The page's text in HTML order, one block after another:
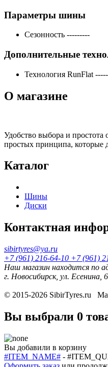
Параметры шины
Сезонность ---------
Дополнительные
Технология RunFlat
О магазине
Удобство выбора и
простых принципа, которые
Каталог
Шины
Диски
Контактная
sibirtyres@ya.ru
+7 (961) 216-64-10 +7 (961)
Наш магазин находится по
г. Новосибирск, ул. Есенина,
© 2015-2026 SibirTyres.ru
Вы выбрали 0
Вы добавили в корзину
#ITEM_NAME# -